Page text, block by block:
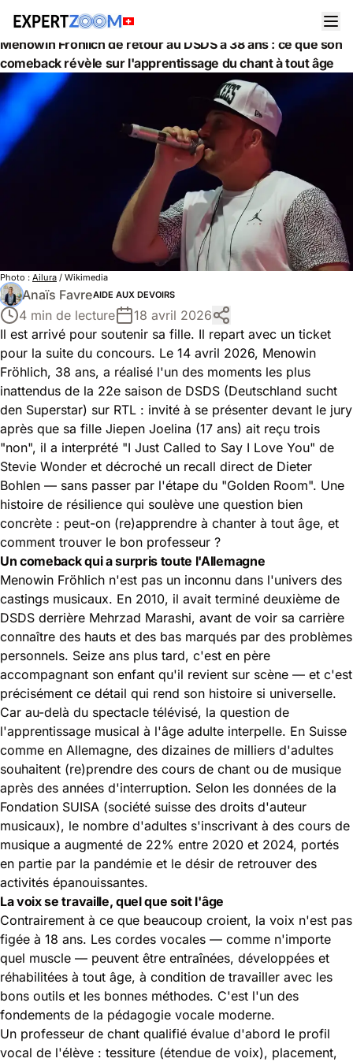
Actualités
Aide aux Devoirs
Menowin Fröhlich de retour au DSDS à 38 ans : ce que son
comeback révèle sur l'apprentissage du chant à tout âge
Photo : Ailura / Wikimedia
Anaïs FavreAIDE AUX DEVOIRS
4 min de lecture
18 avril 2026
Il est arrivé pour soutenir sa fille. Il repart avec un ticket
pour la suite du concours. Le 14 avril 2026, Menowin
Fröhlich, 38 ans, a réalisé l'un des moments les plus
inattendus de la 22e saison de DSDS (Deutschland sucht
den Superstar) sur RTL : invité à se présenter devant le jury
après que sa fille Jiepen Joelina (17 ans) ait reçu trois
"non", il a interprété "I Just Called to Say I Love You" de
Stevie Wonder et décroché un recall direct de Dieter
Bohlen — sans passer par l'étape du "Golden Room". Une
histoire de résilience qui soulève une question bien
concrète : peut-on (re)apprendre à chanter à tout âge, et
comment trouver le bon professeur ?
Un comeback qui a surpris toute l'Allemagne
Menowin Fröhlich n'est pas un inconnu dans l'univers des
castings musicaux. En 2010, il avait terminé deuxième de
DSDS derrière Mehrzad Marashi, avant de voir sa carrière
connaître des hauts et des bas marqués par des problèmes
personnels. Seize ans plus tard, c'est en père
accompagnant son enfant qu'il revient sur scène — et c'est
précisément ce détail qui rend son histoire si universelle.
Car au-delà du spectacle télévisé, la question de
l'apprentissage musical à l'âge adulte interpelle. En Suisse
comme en Allemagne, des dizaines de milliers d'adultes
souhaitent (re)prendre des cours de chant ou de musique
après des années d'interruption. Selon les données de la
Fondation SUISA (société suisse des droits d'auteur
musicaux), le nombre d'adultes s'inscrivant à des cours de
musique a augmenté de 22% entre 2020 et 2024, portés
en partie par la pandémie et le désir de retrouver des
activités épanouissantes.
La voix se travaille, quel que soit l'âge
Contrairement à ce que beaucoup croient, la voix n'est pas
figée à 18 ans. Les cordes vocales — comme n'importe
quel muscle — peuvent être entraînées, développées et
réhabilitées à tout âge, à condition de travailler avec les
bons outils et les bonnes méthodes. C'est l'un des
fondements de la pédagogie vocale moderne.
Un professeur de chant qualifié évalue d'abord le profil
vocal de l'élève : tessiture (étendue de voix), placement,